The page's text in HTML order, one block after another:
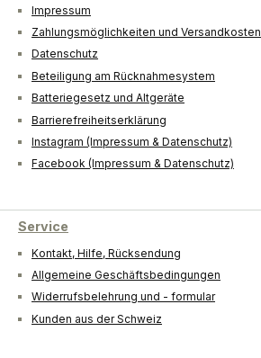
Impressum
Zahlungsmöglichkeiten und Versandkosten
Datenschutz
Beteiligung am Rücknahmesystem
Batteriegesetz und Altgeräte
Barrierefreiheitserklärung
Instagram (Impressum & Datenschutz)
Facebook (Impressum & Datenschutz)
Service
Kontakt, Hilfe, Rücksendung
Allgemeine Geschäftsbedingungen
Widerrufsbelehrung und - formular
Kunden aus der Schweiz